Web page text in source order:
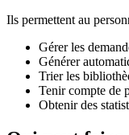
Ils permettent au
Gérer les
Générer
Trier les
Tenir compte de
Obtenir des